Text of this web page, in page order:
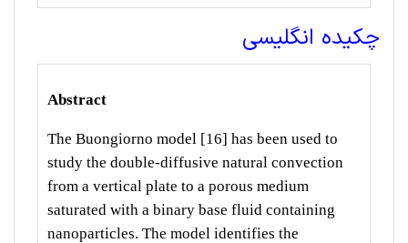
چکیده انگلیسی
Abstract
The Buongiorno model [16] has been used to
study the double-diffusive natural convection
from a vertical plate to a porous medium
saturated with a binary base fluid containing
nanoparticles. The model identifies the